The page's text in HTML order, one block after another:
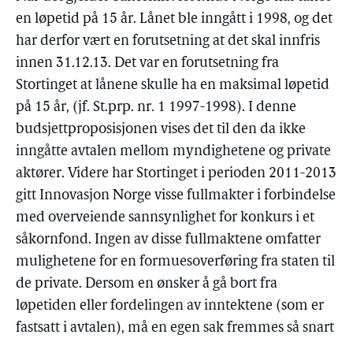
en løpetid på 15 år. Lånet ble inngått i 1998, og det
har derfor vært en forutsetning at det skal innfris
innen 31.12.13. Det var en forutsetning fra
Stortinget at lånene skulle ha en maksimal løpetid
på 15 år, (jf. St.prp. nr. 1 1997-1998). I denne
budsjettproposisjonen vises det til den da ikke
inngåtte avtalen mellom myndighetene og private
aktører. Videre har Stortinget i perioden 2011-2013
gitt Innovasjon Norge visse fullmakter i forbindelse
med overveiende sannsynlighet for konkurs i et
såkornfond. Ingen av disse fullmaktene omfatter
mulighetene for en formuesoverføring fra staten til
de private. Dersom en ønsker å gå bort fra
løpetiden eller fordelingen av inntektene (som er
fastsatt i avtalen), må en egen sak fremmes så snart